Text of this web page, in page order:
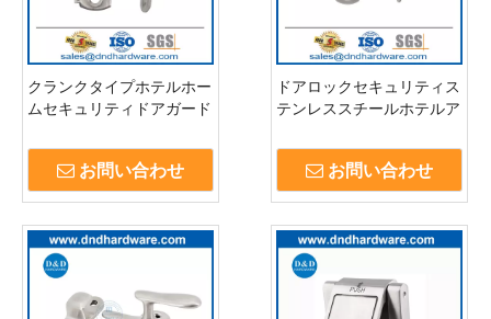
クランクタイプホテルホー
ムセキュリティドアガード
マテリアルDDDG015
お問い合わせ
ドアロックセキュリティス
テンレススチールホテルア
DDG014
お問い合わせ